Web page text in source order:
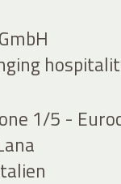
1/5 -